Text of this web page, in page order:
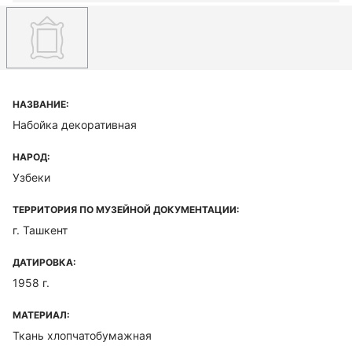
НАЗВАНИЕ:
Набойка декоративная
НАРОД:
Узбеки
ТЕРРИТОРИЯ ПО МУЗЕЙНОЙ ДОКУМЕНТАЦИИ:
г. Ташкент
ДАТИРОВКА:
1958 г.
МАТЕРИАЛ:
Ткань хлопчатобумажная